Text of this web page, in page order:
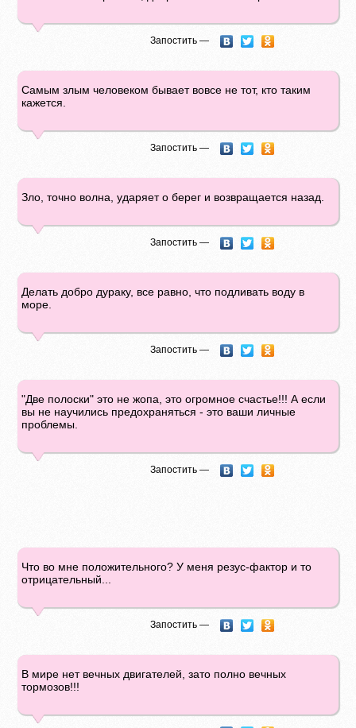
Запостить —
Самым злым человеком бывает вовсе не тот, кто таким
кажется.
Запостить —
Зло, точно волна, ударяет о берег и возвращается назад.
Запостить —
Делать добро дураку, все равно, что подливать воду в
море.
Запостить —
"Две полоски" это не жопа, это огромное счастье!!! А если
вы не научились предохраняться - это ваши личные
проблемы.
Запостить —
Что во мне положительного? У меня резус-фактор и то
отрицательный...
Запостить —
В мире нет вечных двигателей, зато полно вечных
тормозов!!!